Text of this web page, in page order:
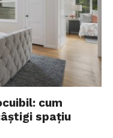
cum
spațiu